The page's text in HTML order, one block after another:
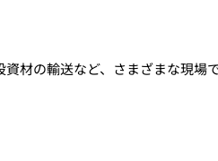
材の輸送など、さまざまな現場